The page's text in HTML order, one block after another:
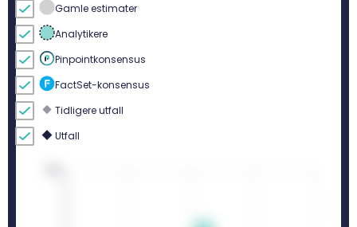
Gamle estimater
Analytikere
Pinpointkonsensus
FactSet-konsensus
Tidligere utfall
Utfall